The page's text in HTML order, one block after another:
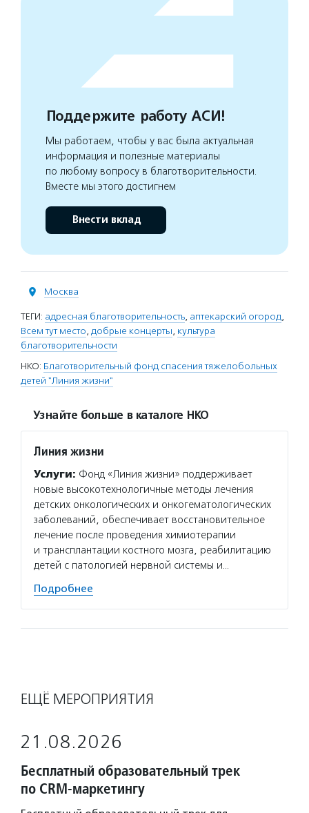
Поддержите работу АСИ!
Мы работаем, чтобы у вас была актуальная
информация и полезные материалы
по любому вопросу в благотворительности.
Вместе мы этого достигнем
Внести вклад
Москва
ТЕГИ: адресная благотворительность, аптекарский огород,
Всем тут место, добрые концерты, культура
благотворительности
НКО: Благотворительный фонд спасения тяжелобольных
детей "Линия жизни"
Узнайте больше в каталоге НКО
Линия жизни
Услуги: Фонд «Линия жизни» поддерживает
новые высокотехнологичные методы лечения
детских онкологических и онкогематологических
заболеваний, обеспечивает восстановительное
лечение после проведения химиотерапии
и трансплантации костного мозга, реабилитацию
детей с патологией нервной системы и…
Подробнее
ЕЩЁ МЕРОПРИЯТИЯ
21.08.2026
Бесплатный образовательный трек
по CRM-маркетингу